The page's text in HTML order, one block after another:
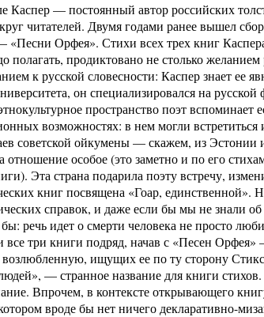
Каспер — постоянный автор российских
читателей. Двумя годами ранее вышел
«Песни Орфея». Стихи всех трех книг
полагать, продиктовано не столько
к русской словесности: Каспер знает ее
он специализировался на
пространство поэт вспоминает
возможностях: в нем могли встретиться
советской ойкумены — скажем, из
особое (это заметно и по его
Эта страна подарила поэту встречу,
книг посвящена «Гоар,
справок, и даже если бы мы не знали
речь идет о смерти человека не просто
три книги подряд, начав с «Песен Орфея»
ищущих ее по ту сторону
— странное название для книги
Впрочем, в контексте открывающего
вроде бы нет ничего декларативно-